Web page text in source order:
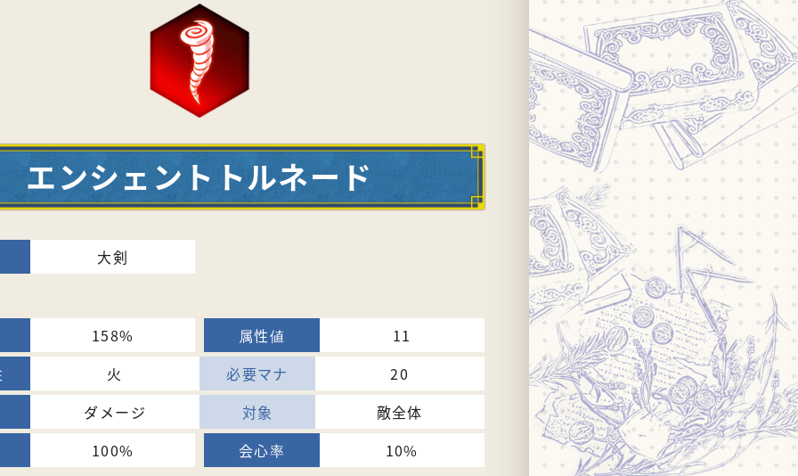
エンシェントトルネード
大剣
158%
11
火
20
ダメージ
敵全体
100%
10%